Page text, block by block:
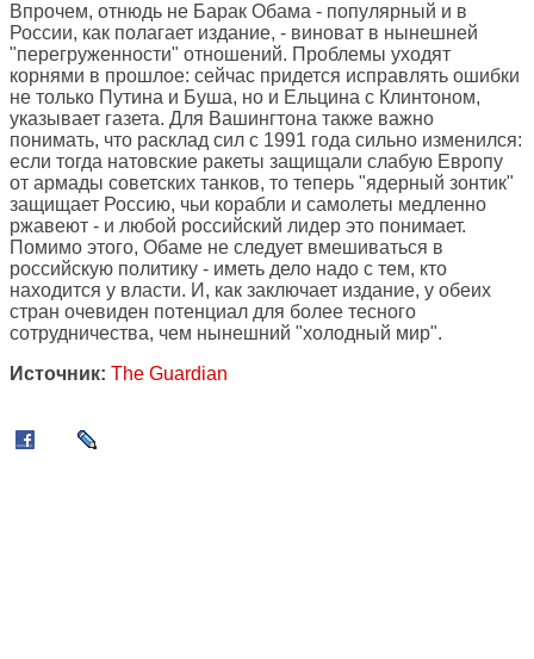
Впрочем, отнюдь не Барак Обама - популярный и в
России, как полагает издание, - виноват в нынешней
"перегруженности" отношений. Проблемы уходят
корнями в прошлое: сейчас придется исправлять ошибки
не только Путина и Буша, но и Ельцина с Клинтоном,
указывает газета. Для Вашингтона также важно
понимать, что расклад сил с 1991 года сильно изменился:
если тогда натовские ракеты защищали слабую Европу
от армады советских танков, то теперь "ядерный зонтик"
защищает Россию, чьи корабли и самолеты медленно
ржавеют - и любой российский лидер это понимает.
Помимо этого, Обаме не следует вмешиваться в
российскую политику - иметь дело надо с тем, кто
находится у власти. И, как заключает издание, у обеих
стран очевиден потенциал для более тесного
сотрудничества, чем нынешний "холодный мир".
Источник: The Guardian